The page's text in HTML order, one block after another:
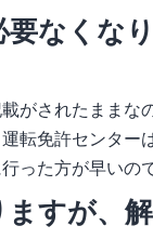
なくな
されたままな
免許センター
た方が早いの
すが、